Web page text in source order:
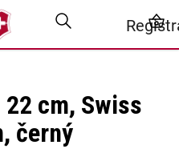
cm, Swiss
černý